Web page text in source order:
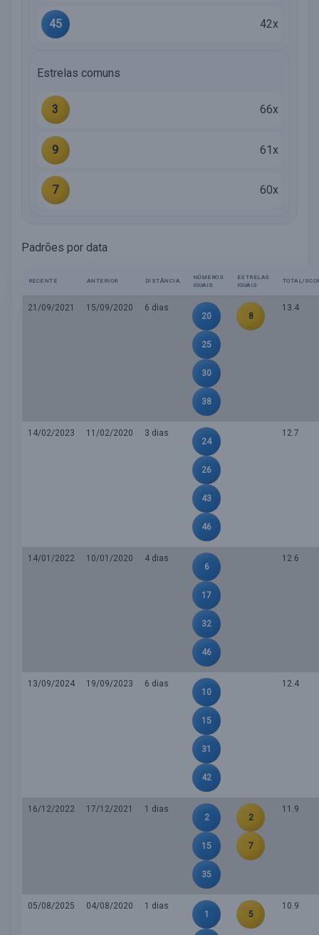
45 42x
Estrelas comuns
3 66x
9 61x
7 60x
Padrões por data
RECENTE ANTERIOR DISTÂNCIA
NÚMEROS
IGUAIS
ESTRELAS
IGUAIS
TOTAL/
21/09/2021 15/09/2020
6 dias
20
25
30
38
8
13.4
14/02/2023 11/02/2020
3 dias
24
26
43
46
12.7
14/01/2022 10/01/2020
4 dias
6
17
32
46
12.6
13/09/2024 19/09/2023
6 dias
10
15
31
42
12.4
16/12/2022 17/12/2021
1 dias
2
15
35
2
7
11.9
05/08/2025 04/08/2020
1 dias
1
5
10.9